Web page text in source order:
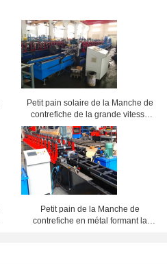
Petit pain solaire de la Manche de
contrefiche de la grande vitesse
30-40m/min formant la machine
pour des dimensions adaptées aux
besoins du client
Petit pain de la Manche de
contrefiche en métal formant la